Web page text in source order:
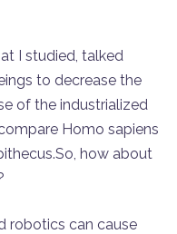
I studied, talked
to decrease the
of the industrialized
Homo sapiens
how about
robotics can cause